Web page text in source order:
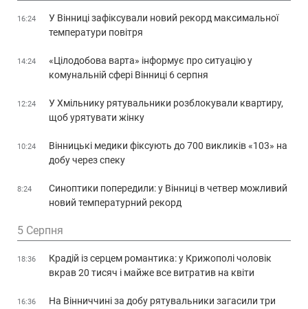
16:24
У Вінниці зафіксували новий рекорд максимальної
температури повітря
14:24
«Цілодобова варта» інформує про ситуацію у
комунальній сфері Вінниці 6 серпня
12:24
У Хмільнику рятувальники розблокували квартиру,
щоб урятувати жінку
10:24
Вінницькі медики фіксують до 700 викликів «103» на
добу через спеку
8:24
Синоптики попередили: у Вінниці в четвер можливий
новий температурний рекорд
5 Серпня
18:36
Крадій із серцем романтика: у Крижополі чоловік
вкрав 20 тисяч і майже все витратив на квіти
16:36
На Вінниччині за добу рятувальники загасили три